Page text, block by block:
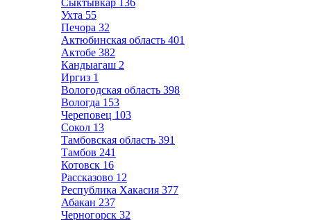
Сыктывкар 136
Ухта 55
Печора 32
Актюбинская область 401
Актобе 382
Кандыагаш 2
Иргиз 1
Вологодская область 398
Вологда 153
Череповец 103
Сокол 13
Тамбовская область 391
Тамбов 241
Котовск 16
Рассказово 12
Республика Хакасия 377
Абакан 237
Черногорск 32